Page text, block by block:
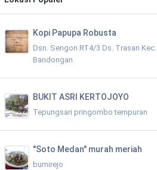
Kopi Papupa Robusta
Dsn. Sengon RT4/3 Ds. Trasan Kec.
Bandongan
BUKIT ASRI KERTOJOYO
Tepungsari pringombo tempuran
"Soto Medan" murah meriah
bumirejo